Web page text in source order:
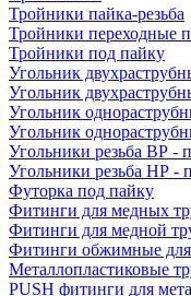
Тройники пайка-резьба
Тройники переходные
Тройники под пайку
Угольник
Угольник
Угольник
Угольник
Угольники резьба ВР -
Угольники резьба НР -
Футорка под пайку
Фитинги для медных
Фитинги для медной
Фитинги обжимные
Металлопластиковые
PUSH фитинги для